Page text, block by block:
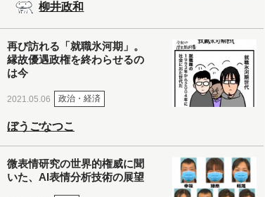
柳井政和
再び訪れる「就職氷河期」。
縁故優遇政権を終わらせるの
は今
2021.05.06 政治・経済
ぼうごなつこ
微表情研究の世界的権威に聞
いた、AI表情分析技術の展望